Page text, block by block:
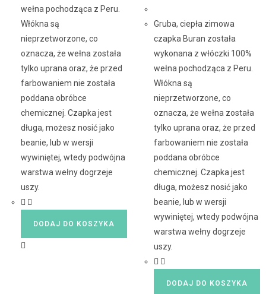
wełna pochodząca z Peru.
Włókna są
nieprzetworzone, co
oznacza, że wełna została
tylko uprana oraz, że przed
farbowaniem nie została
poddana obróbce
chemicznej. Czapka jest
długa, możesz nosić jako
beanie, lub w wersji
wywiniętej, wtedy podwójna
warstwa wełny dogrzeje
uszy.
DODAJ DO KOSZYKA
Gruba, ciepła zimowa
czapka Buran została
wykonana z włóczki 100%
wełna pochodząca z Peru.
Włókna są
nieprzetworzone, co
oznacza, że wełna została
tylko uprana oraz, że przed
farbowaniem nie została
poddana obróbce
chemicznej. Czapka jest
długa, możesz nosić jako
beanie, lub w wersji
wywiniętej, wtedy podwójna
warstwa wełny dogrzeje
uszy.
DODAJ DO KOSZYKA